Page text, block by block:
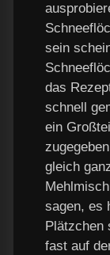
sein
das
schnell
ein
gleich
sagen, es
Plätzchen
fast auf